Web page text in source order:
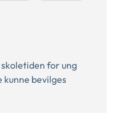
for ung
kunne bevilges